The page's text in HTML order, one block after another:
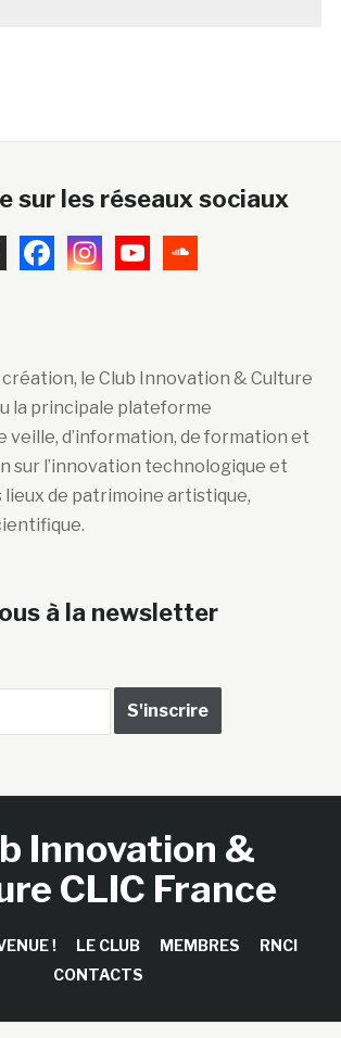
sur les réseaux sociaux
création, le Club Innovation & Culture
la principale plateforme
veille, d’information, de formation et
sur l’innovation technologique et
lieux de patrimoine artistique,
à la newsletter
Innovation &
CLIC France
! LE CLUB MEMBRES
RNCI
CONTACTS